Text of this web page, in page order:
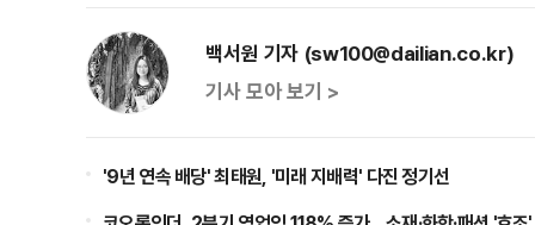
백서원 기자 (sw100@dailian.co.kr)
기사 모아 보기 >
'9년 연속 배당' 최태원, '미래 지배력' 다진 정기선